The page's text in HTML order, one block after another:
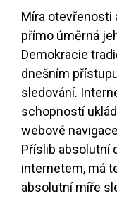
Míra otevřenosti
přímo úměrná
Demokracie
dnešním
sledování.
schopností
webové
Příslib absolutní
internetem, má
absolutní míře